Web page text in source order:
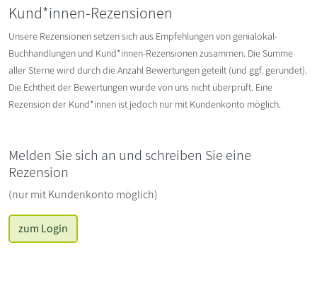
Kund*innen-Rezensionen
Unsere Rezensionen setzen sich aus Empfehlungen von genialokal-
Buchhandlungen und Kund*innen-Rezensionen zusammen. Die Summe
aller Sterne wird durch die Anzahl Bewertungen geteilt (und ggf. gerundet).
Die Echtheit der Bewertungen wurde von uns nicht überprüft. Eine
Rezension der Kund*innen ist jedoch nur mit Kundenkonto möglich.
Melden Sie sich an und schreiben Sie eine
Rezension
(nur mit Kundenkonto möglich)
zum Login